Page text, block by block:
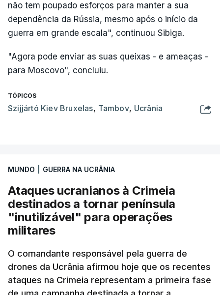
não tem poupado esforços para manter a sua
dependência da Rússia, mesmo após o início da
guerra em grande escala", continuou Sibiga.
"Agora pode enviar as suas queixas - e ameaças -
para Moscovo", concluiu.
TÓPICOS
Szijjártó Kiev Bruxelas, Tambov, Ucrânia
MUNDO GUERRA NA UCRÂNIA
Ataques ucranianos à Crimeia
destinados a tornar península
"inutilizável" para operações
militares
O comandante responsável pela guerra de
drones da Ucrânia afirmou hoje que os recentes
ataques na Crimeia representam a primeira fase